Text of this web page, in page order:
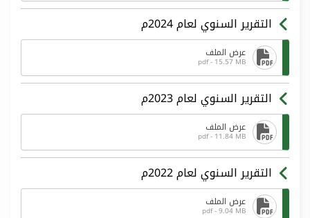
التقرير السنوي لعام 2024م
عرض الملف
pdf - 15.57 MB
التقرير السنوي لعام 2023م
عرض الملف
pdf - 11.84 MB
التقرير السنوي لعام 2022م
عرض الملف
pdf - 9.04 MB